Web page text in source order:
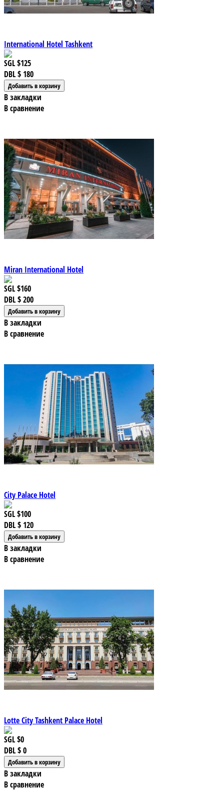
International Hotel Tashkent
SGL$125
DBL$ 180
В закладки
В сравнение
Miran International Hotel
SGL$160
DBL$ 200
В закладки
В сравнение
City Palace Hotel
SGL$100
DBL$ 120
В закладки
В сравнение
Lotte City Tashkent Palace Hotel
SGL$0
DBL$ 0
В закладки
В сравнение